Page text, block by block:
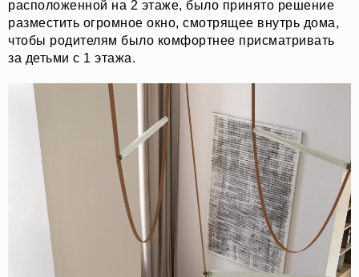
расположенной на 2 этаже, было принято решение
разместить огромное окно, смотрящее внутрь дома,
чтобы родителям было комфортнее присматривать
за детьми с 1 этажа.